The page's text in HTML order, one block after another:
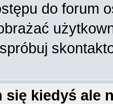
do forum
się kiedyś ale